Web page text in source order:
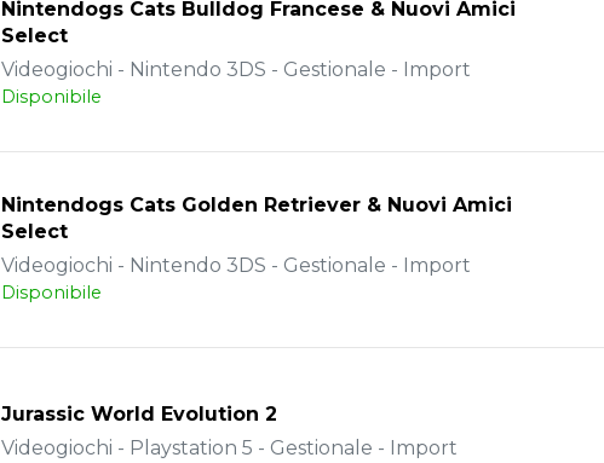
Nintendogs Cats Bulldog Francese & Nuovi Amici
Select
Videogiochi - Nintendo 3DS - Gestionale - Import
Disponibile
Nintendogs Cats Golden Retriever & Nuovi Amici
Select
Videogiochi - Nintendo 3DS - Gestionale - Import
Disponibile
Jurassic World Evolution 2
Videogiochi - Playstation 5 - Gestionale - Import